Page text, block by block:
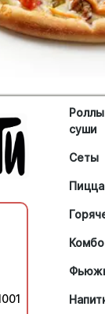
суши
Сеты
Пицца
Комбо